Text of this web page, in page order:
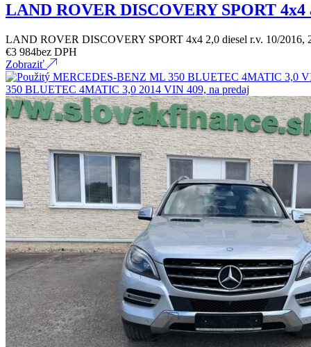
LAND ROVER DISCOVERY SPORT 4x4
LAND ROVER DISCOVERY SPORT 4x4 2,0 diesel r.v. 10/
€3 984bez DPH
Zobraziť